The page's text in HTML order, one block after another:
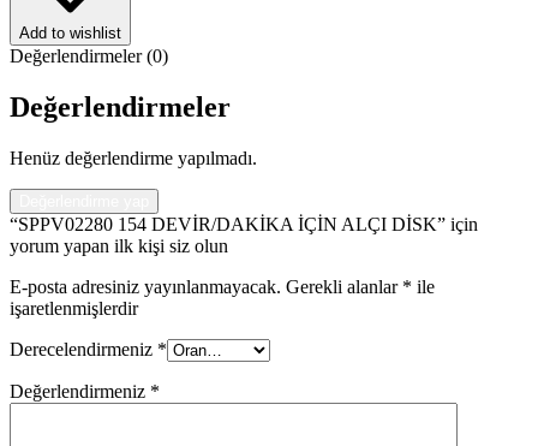
Add to wishlist
Değerlendirmeler (0)
Değerlendirmeler
Henüz değerlendirme yapılmadı.
“SPPV02280 154 DEVİR/DAKİKA İÇİN ALÇI DİSK” için
yorum yapan ilk kişi siz olun
E-posta adresiniz yayınlanmayacak. Gerekli alanlar * ile
işaretlenmişlerdir
Derecelendirmeniz *
Değerlendirmeniz *